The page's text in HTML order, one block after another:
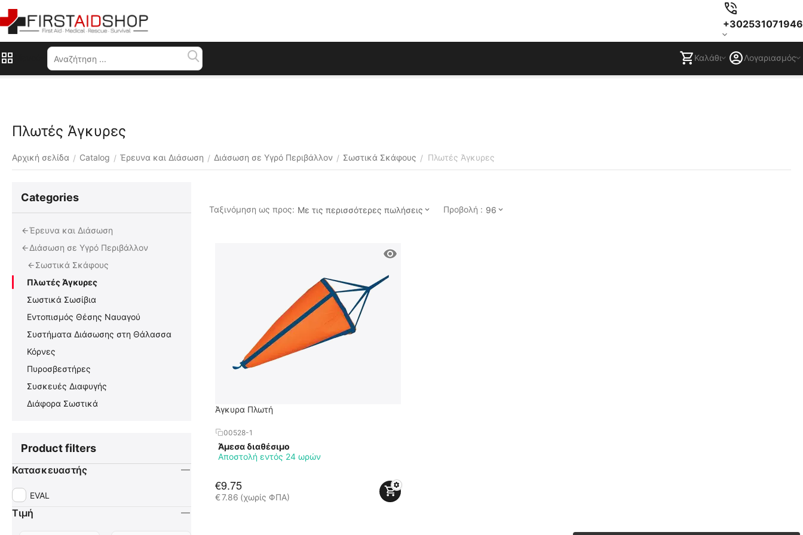
+302531071946
Καλάθι Λογαριασμός
Πλωτές Άγκυρες
Αρχική σελίδα / Catalog / Έρευνα και Διάσωση / Διάσωση σε Υγρό Περιβάλλον / Σωστικά Σκάφους / Πλωτές Άγκυρες
Ταξινόμηση ως προς: Με τις περισσότερες πωλήσεις Προβολή : 96
Άγκυρα Πλωτή
00528-1
Άμεσα διαθέσιμο
Αποστολή εντός 24 ωρών
€9.75
€7.86 (χωρίς ΦΠΑ)
Сategories
Έρευνα και Διάσωση
Διάσωση σε Υγρό Περιβάλλον
Σωστικά Σκάφους
Πλωτές Άγκυρες
Σωστικά Σωσίβια
Εντοπισμός Θέσης Ναυαγού
Συστήματα Διάσωσης στη Θάλασσα
Κόρνες
Πυροσβεστήρες
Συσκευές Διαφυγής
Διάφορα Σωστικά
Product filters
Κατασκευαστής
EVAL
Τιμή